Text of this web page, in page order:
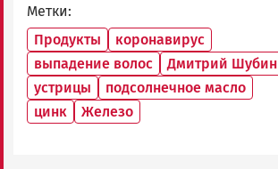
Метки
Продукты
коронавирус
выпадение волос
Дмитрий Шубин
устрицы
подсолнечное масло
цинк
Железо